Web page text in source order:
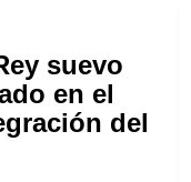
suevo
en el
del